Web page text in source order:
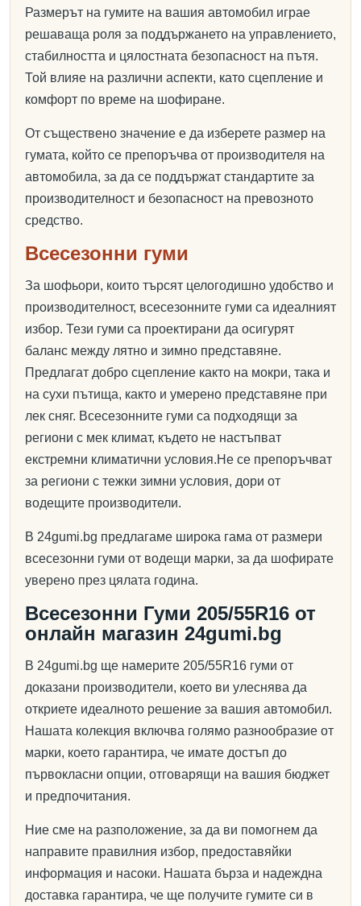
Размерът на гумите на вашия автомобил играе
решаваща роля за поддържането на управлението,
стабилността и цялостната безопасност на пътя.
Той влияе на различни аспекти, като сцепление и
комфорт по време на шофиране.
От съществено значение е да изберете размер на
гумата, който се препоръчва от производителя на
автомобила, за да се поддържат стандартите за
производителност и безопасност на превозното
средство.
Всесезонни гуми
За шофьори, които търсят целогодишно удобство и
производителност, всесезонните гуми са идеалният
избор. Тези гуми са проектирани да осигурят
баланс между лятно и зимно представяне.
Предлагат добро сцепление както на мокри, така и
на сухи пътища, както и умерено представяне при
лек сняг. Всесезонните гуми са подходящи за
региони с мек климат, където не настъпват
екстремни климатични условия.Не се препоръчват
за региони с тежки зимни условия, дори от
водещите производители.
В 24gumi.bg предлагаме широка гама от размери
всесезонни гуми от водещи марки, за да шофирате
уверено през цялата година.
Всесезонни Гуми 205/55R16 от
онлайн магазин 24gumi.bg
В 24gumi.bg ще намерите 205/55R16 гуми от
доказани производители, което ви улеснява да
откриете идеалното решение за вашия автомобил.
Нашата колекция включва голямо разнообразие от
марки, което гарантира, че имате достъп до
първокласни опции, отговарящи на вашия бюджет
и предпочитания.
Ние сме на разположение, за да ви помогнем да
направите правилния избор, предоставяйки
информация и насоки. Нашата бърза и надеждна
доставка гарантира, че ще получите гумите си в